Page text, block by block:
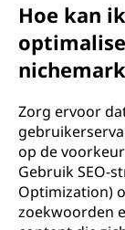
Hoe kan
Zorg ervoor
op de
Gebruik SEO-
Optimization)
zoekwoorden